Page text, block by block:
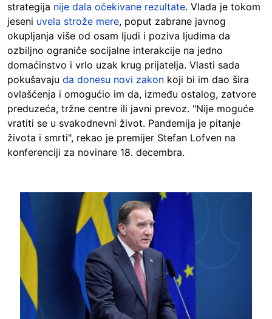
strategija nije dala očekivane rezultate. Vlada je tokom
jeseni uvela strože mere, poput zabrane javnog
okupljanja više od osam ljudi i poziva ljudima da
ozbiljno ograniče socijalne interakcije na jedno
domaćinstvo i vrlo uzak krug prijatelja. Vlasti sada
pokušavaju da donesu novi zakon koji bi im dao šira
ovlašćenja i omogućio im da, između ostalog, zatvore
preduzeća, tržne centre ili javni prevoz. "Nije moguće
vratiti se u svakodnevni život. Pandemija je pitanje
života i smrti", rekao je premijer Stefan Lofven na
konferenciji za novinare 18. decembra.